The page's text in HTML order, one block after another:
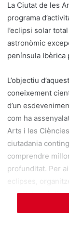
La Ciutat de les
programa
l’eclipsi solar
astronòmic
península Ibèrica
L’objectiu
coneixement
d’un
com ha
Arts i les
ciutadania
comprendre
profunditat. Per
eclipses,
activitats